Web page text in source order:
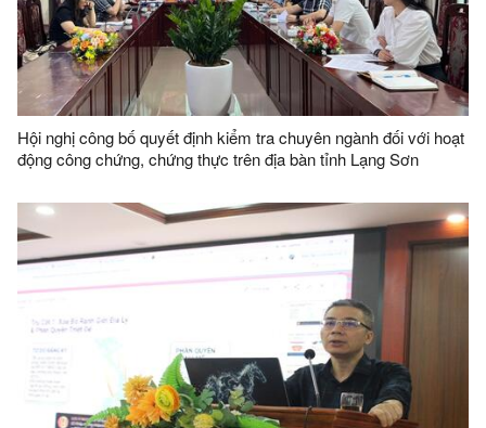
Hội nghị công bố quyết định kiểm tra chuyên ngành đối với hoạt
động công chứng, chứng thực trên địa bàn tỉnh Lạng Sơn